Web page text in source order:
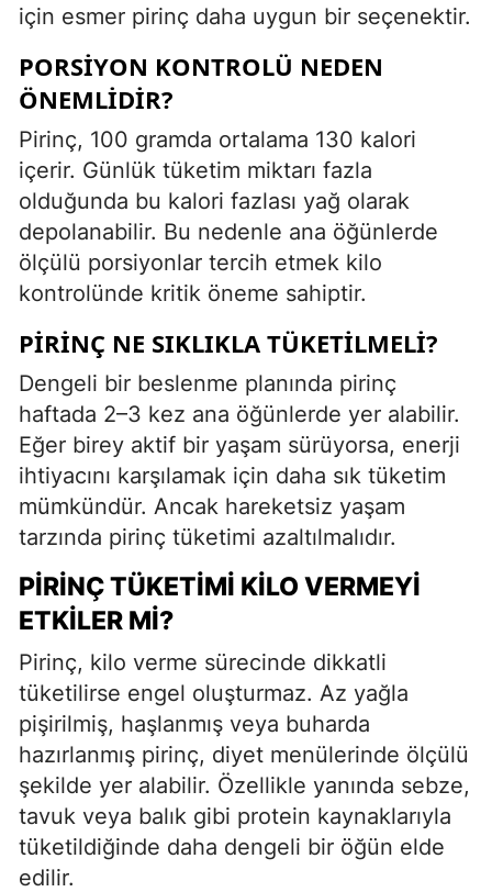
için esmer pirinç daha uygun bir seçenektir.
PORSIYON KONTROLÜ NEDEN
ÖNEMLIDIR?
Pirinç, 100 gramda ortalama 130 kalori
içerir. Günlük tüketim miktarı fazla
olduğunda bu kalori fazlası yağ olarak
depolanabilir. Bu nedenle ana öğünlerde
ölçülü porsiyonlar tercih etmek kilo
kontrolünde kritik öneme sahiptir.
PIRINÇ NE SIKLIKLA TÜKETILMELI?
Dengeli bir beslenme planında pirinç
haftada 2–3 kez ana öğünlerde yer alabilir.
Eğer birey aktif bir yaşam sürüyorsa, enerji
ihtiyacını karşılamak için daha sık tüketim
mümkündür. Ancak hareketsiz yaşam
tarzında pirinç tüketimi azaltılmalıdır.
PIRINÇ TÜKETIMI KILO VERMEYI
ETKILER MI?
Pirinç, kilo verme sürecinde dikkatli
tüketilirse engel oluşturmaz. Az yağla
pişirilmiş, haşlanmış veya buharda
hazırlanmış pirinç, diyet menülerinde ölçülü
şekilde yer alabilir. Özellikle yanında sebze,
tavuk veya balık gibi protein kaynaklarıyla
tüketildiğinde daha dengeli bir öğün elde
edilir.